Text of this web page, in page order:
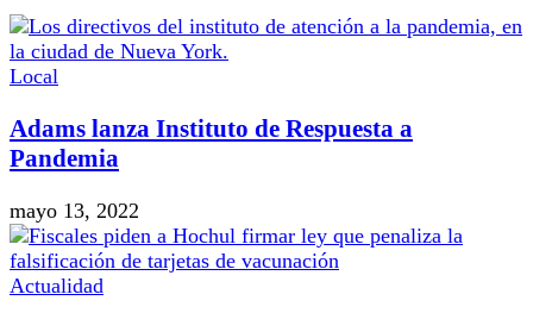
Local
Adams lanza Instituto de Respuesta a
Pandemia
mayo 13, 2022
Actualidad